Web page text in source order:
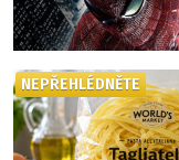
NEPŘEHLÉDNĚTE